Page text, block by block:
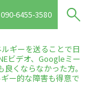
090-6455-3580
ギーを送ることで日
ビデオ、Googleミー
くならなかった方。
ー的な障害も得意で